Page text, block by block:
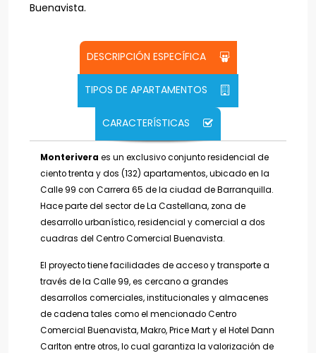
Buenavista.
DESCRIPCIÓN ESPECÍFICA
TIPOS DE APARTAMENTOS
CARACTERÍSTICAS
Monterivera es un exclusivo conjunto residencial de
ciento trenta y dos (132) apartamentos, ubicado en la
Calle 99 con Carrera 65 de la ciudad de Barranquilla.
Hace parte del sector de La Castellana, zona de
desarrollo urbanístico, residencial y comercial a dos
cuadras del Centro Comercial Buenavista.
El proyecto tiene facilidades de acceso y transporte a
través de la Calle 99, es cercano a grandes
desarrollos comerciales, institucionales y almacenes
de cadena tales como el mencionado Centro
Comercial Buenavista, Makro, Price Mart y el Hotel Dann
Carlton entre otros, lo cual garantiza la valorización de